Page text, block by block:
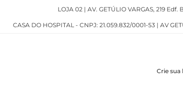
LOJA 02 | AV. GETÚLIO VARGAS, 219
CASA DO HOSPITAL - CNPJ: 21.059.832/0001-53 | AV
Crie